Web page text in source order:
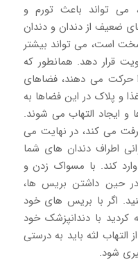
می تواند باعث تورم و
ضعیف از دندان و دندان
است، می تواند بیشتر
قرار دهد. همانطور که
حرکت می دهند، فضاهای
و پلاک در این فضاها به
و ایجاد التهاب می شوند.
می کند، در نهایت می
اطراف دندان های شما
کند. با مسواک زدن و
حین داشتن بریس ها،
اگر با بریس های خود
کردید با دندانپزشک خود
لثه باید به درستی
شود.